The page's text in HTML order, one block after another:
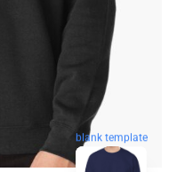
blank template